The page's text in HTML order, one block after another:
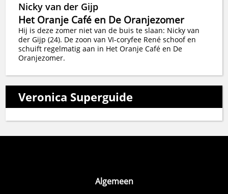
Nicky van der Gijp
Het Oranje Café en De Oranjezomer
Hij is deze zomer niet van de buis te slaan: Nicky van
der Gijp (24). De zoon van VI-coryfee René schoof en
schuift regelmatig aan in Het Oranje Café en De
Oranjezomer.
Veronica Superguide
Algemeen